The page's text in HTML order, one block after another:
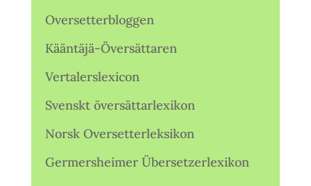
Oversetterbloggen
Kääntäjä-Översättaren
Vertalerslexicon
Svenskt översättarlexikon
Norsk Oversetterleksikon
Germersheimer Übersetzerlexikon